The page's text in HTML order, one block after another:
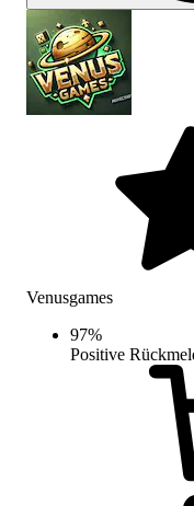
Venusgames
97%
Positive